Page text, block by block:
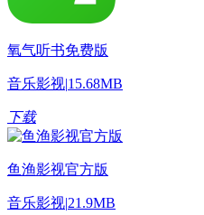
氧气听书免费版
音乐影视|15.68MB
下载
鱼渔影视官方版
音乐影视|21.9MB